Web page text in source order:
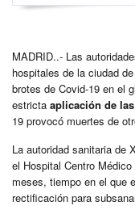
MADRID..- Las
hospitales de la ciudad
brotes de Covid-19 en el
estricta aplicación de
19 provocó muertes de
La autoridad sanitaria de
el Hospital Centro
meses, tiempo en el que
rectificación para